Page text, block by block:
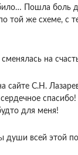
Пошла боль
той же схеме, с
на
сайте С.Н.
для меня!
души всей этой